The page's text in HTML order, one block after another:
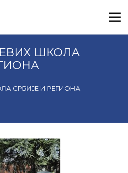
ШКОЛА
СРБИЈЕ И РЕГИОНА